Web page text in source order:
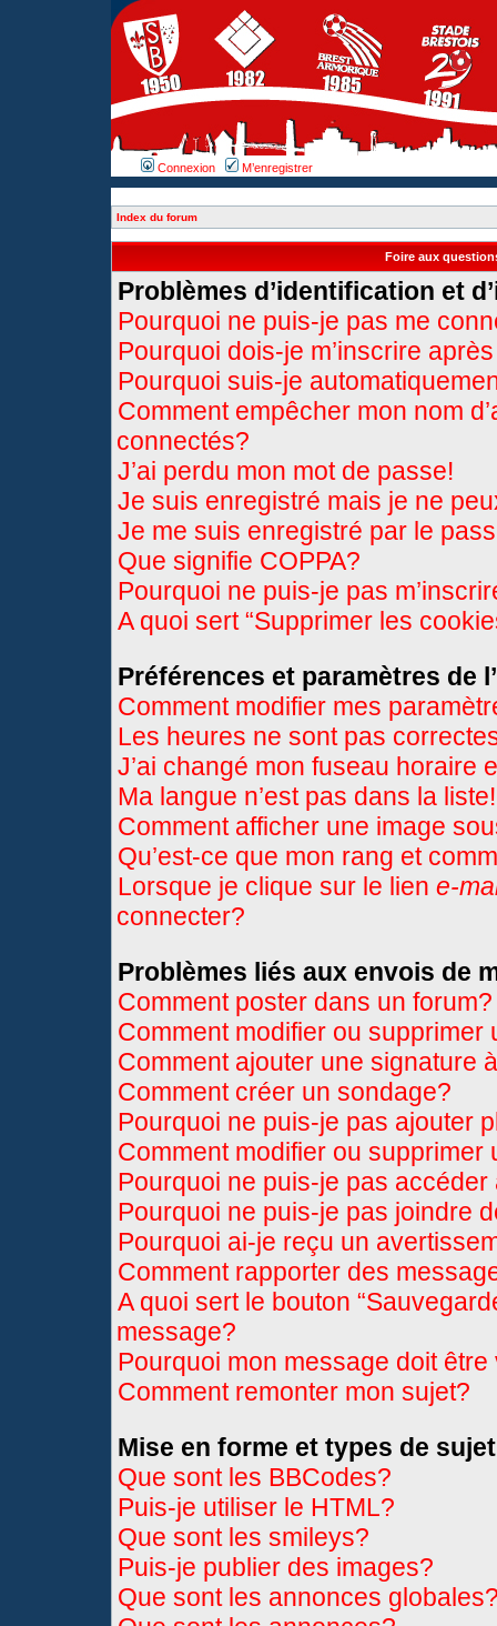
Connexion M’enregistrer
Index du forum
Foire aux
Problèmes d’identification et
Pourquoi ne puis-je pas me
Pourquoi dois-je m’inscrire
Pourquoi suis-je
Comment empêcher mon nom
connectés?
J’ai perdu mon mot de passe!
Je suis enregistré mais je ne
Je me suis enregistré par le
Que signifie COPPA?
Pourquoi ne puis-je pas
A quoi sert “Supprimer les
Préférences et paramètres de
Comment modifier mes
Les heures ne sont pas
J’ai changé mon fuseau horaire
Ma langue n’est pas dans la liste!
Comment afficher une image
Qu’est-ce que mon rang et
Lorsque je clique sur le lien e-
connecter?
Problèmes liés aux envois de
Comment poster dans un forum?
Comment modifier ou supprimer
Comment ajouter une signature
Comment créer un sondage?
Pourquoi ne puis-je pas ajouter
Comment modifier ou supprimer
Pourquoi ne puis-je pas accéder
Pourquoi ne puis-je pas joindre
Pourquoi ai-je reçu un
Comment rapporter des
A quoi sert le bouton
message?
Pourquoi mon message doit être
Comment remonter mon sujet?
Mise en forme et types de sujet
Que sont les BBCodes?
Puis-je utiliser le HTML?
Que sont les smileys?
Puis-je publier des images?
Que sont les annonces